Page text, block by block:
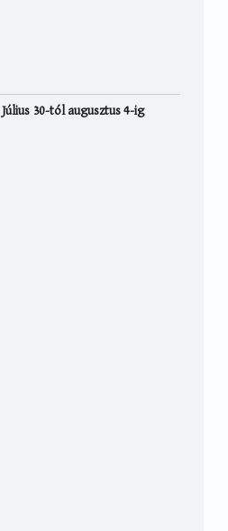
30-tól augusztus 4-ig